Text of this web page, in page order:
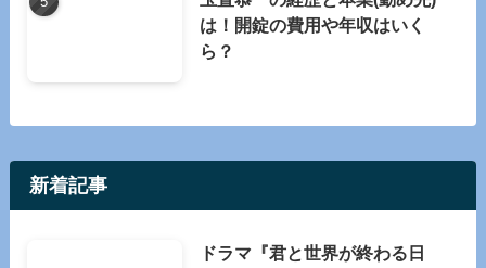
は！開錠の費用や年収はいく
ら？
新着記事
ドラマ『君と世界が終わる日